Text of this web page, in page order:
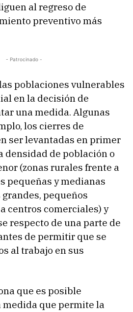
al regreso de
preventivo más
- Patrocinado -
poblaciones vulnerables
en la decisión de
una medida. Algunas
los cierres de
ser levantadas en primer
densidad de población o
(zonas rurales frente a
pequeñas y medianas
pequeños
centros comerciales) y
respecto de una parte de
de permitir que se
al trabajo en sus
que es posible
que permite la